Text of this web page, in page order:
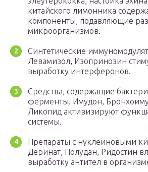
китайского лимонника
компоненты, подавляющие
микроорганизмов.
Синтетические
Левамизол, Изопринозин
выработку интерферонов.
Средства, содержащие
ферменты. Имудон,
Ликопид активизируют
системы.
Препараты с нуклеиновыми
Деринат, Полудан, Ридостин
выработку антител в